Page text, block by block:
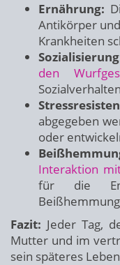
Ernährung:
Antikörper
Krankheiten
den
abgegeben
oder
Interaktion
für die
Fazit: Jeder Tag,
Mutter und im
sein späteres